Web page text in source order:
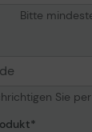
Bitte
Sie